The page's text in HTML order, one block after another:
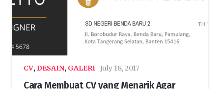
CV, DESAIN, GALERI July 18, 2017
Cara Membuat CV yang Menarik Agar